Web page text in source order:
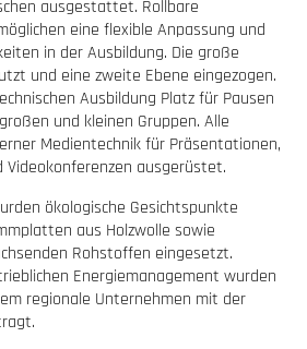
ausgestattet. Rollbare
eine flexible Anpassung und
in der Ausbildung. Die große
und eine zweite Ebene eingezogen.
Ausbildung Platz für Pausen
und kleinen Gruppen. Alle
Medientechnik für Präsentationen,
Videokonferenzen ausgerüstet.
ökologische Gesichtspunkte
aus Holzwolle sowie
Rohstoffen eingesetzt.
Energiemanagement wurden
regionale Unternehmen mit der